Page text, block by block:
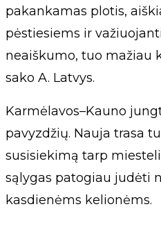
pakankamas plotis,
pėstiesiems ir
neaiškumo, tuo mažiau
sako A. Latvys.
Karmėlavos–Kauno
pavyzdžių. Nauja trasa
susisiekimą tarp
sąlygas patogiau judėti
kasdienėms kelionėms.